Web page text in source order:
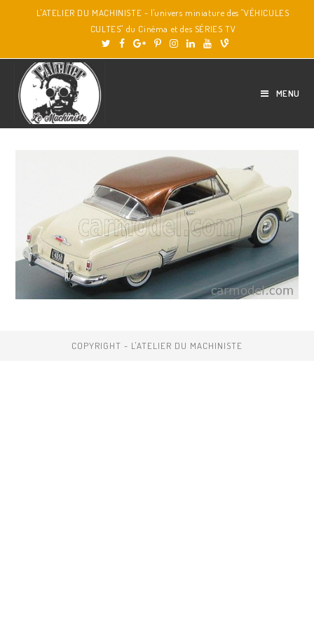
L'ATELIER DU MACHINISTE - l'univers miniature des "VÉHICULES
CULTES" du Cinéma et des SÉRIES TV
MENU
COPYRIGHT - L'ATELIER DU MACHINISTE